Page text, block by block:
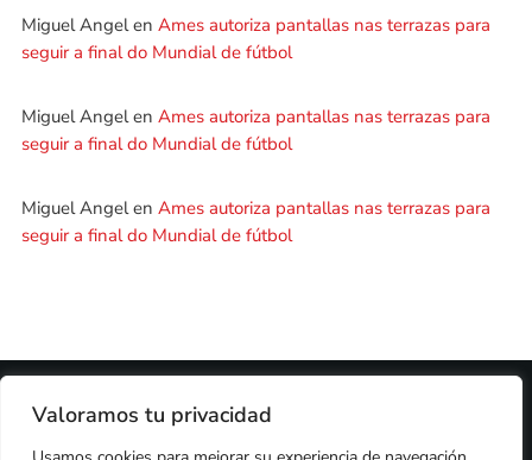
Valoramos tu privacidad
Miguel Angelen Ames autoriza pantallas nas terrazas para
seguir a final do Mundial de fútbol
Miguel Angelen Ames autoriza pantallas nas terrazas para
seguir a final do Mundial de fútbol
Miguel Angelen Ames autoriza pantallas nas terrazas para
seguir a final do Mundial de fútbol
2024 © PROPIEDAD DE DEZASETE MEDIA SL